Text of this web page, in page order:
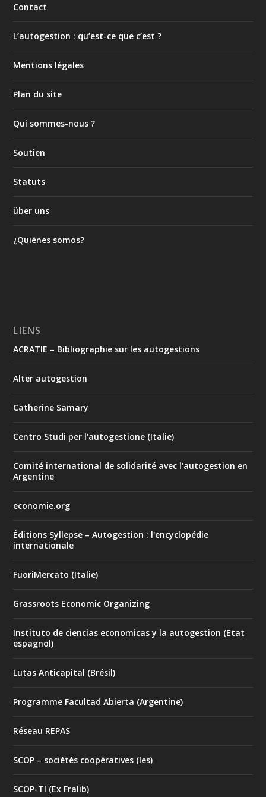
Contact
L’autogestion : qu’est-ce que c’est ?
Mentions légales
Plan du site
Qui sommes-nous ?
Soutien
Statuts
über uns
¿Quiénes somos?
LIENS
ACRATIE – Bibliographie sur les autogestions
Alter autogestion
Catherine Samary
Centro Studi per l'autogestione (Italie)
Comité international de solidarité avec l'autogestion en
Argentine
economie.org
Éditions Syllepse – Autogestion : l'encyclopédie
internationale
FuoriMercato (Italie)
Grassroots Economic Organizing
Instituto de ciencias economicas y la autogestion (Etat
espagnol)
Lutas Anticapital (Brésil)
Programme Facultad Abierta (Argentine)
Réseau REPAS
SCOP – sociétés coopératives (les)
SCOP-TI (Ex Fralib)